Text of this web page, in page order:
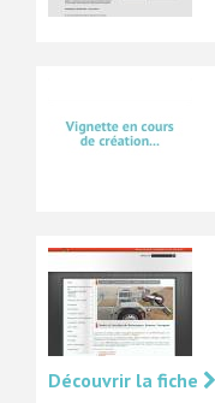
Découvrir la fiche